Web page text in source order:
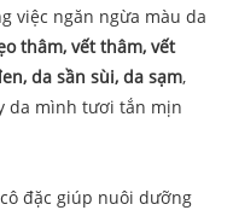
việc ngăn ngừa màu da
thâm, vết thâm, vết
da sần sùi, da sạm,
da mình tươi tắn mịn
đặc giúp nuôi dưỡng